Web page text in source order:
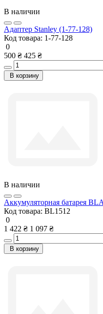
В наличии
Адаптер Stanley (1-77-128)
Код товара: 1-77-128
0
500 ₴ 425 ₴
В корзину
В наличии
Аккумуляторная батарея
Код товара: BL1512
0
1 422 ₴ 1 097 ₴
В корзину